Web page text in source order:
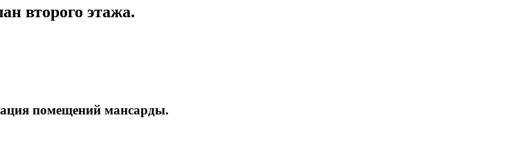
второго этажа.
помещений мансарды.